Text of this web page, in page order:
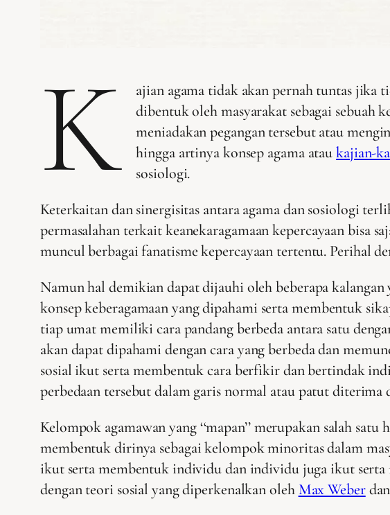
K
ajian agama tidak akan pernah tuntas jika
dibentuk oleh masyarakat sebagai sebuah
meniadakan pegangan tersebut atau
hingga artinya konsep agama ataukajian-
sosiologi.
Keterkaitan dan sinergisitas antara agama dan sosiologi
permasalahan terkait keanekaragamaan kepercayaan bisa
muncul berbagai fanatisme kepercayaan tertentu. Perihal
Namun hal demikian dapat dijauhi oleh beberapa kalangan
konsep keberagamaan yang dipahami serta membentuk
tiap umat memiliki cara pandang berbeda antara satu
akan dapat dipahami dengan cara yang berbeda dan
sosial ikut serta membentuk cara berfikir dan bertindak
perbedaan tersebut dalam garis normal atau patut diterima
Kelompok agamawan yang ‘‘mapan’’ merupakan salah
membentuk dirinya sebagai kelompok minoritas dalam
ikut serta membentuk individu dan individu juga ikut
dengan teori sosial yang diperkenalkan oleh Max Weber